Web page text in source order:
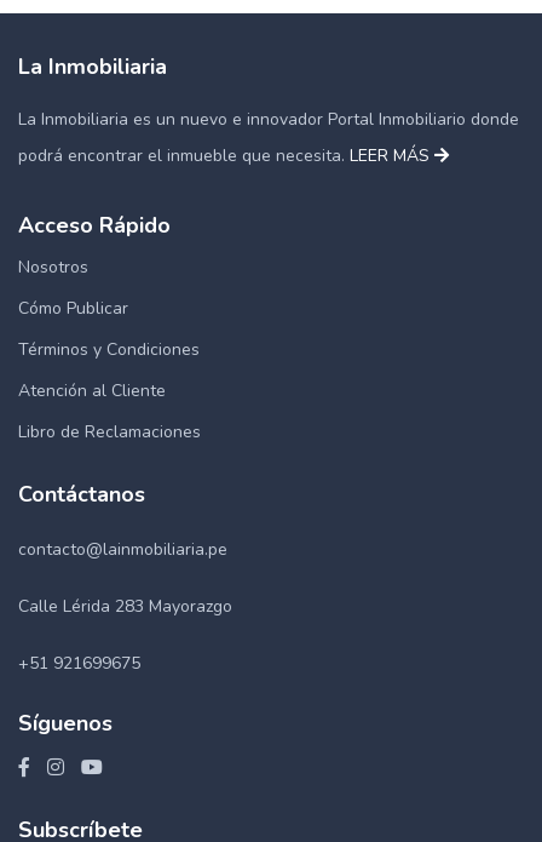
La Inmobiliaria
La Inmobiliaria es un nuevo e innovador Portal Inmobiliario donde
podrá encontrar el inmueble que necesita. LEER MÁS
Acceso Rápido
Nosotros
Cómo Publicar
Términos y Condiciones
Atención al Cliente
Libro de Reclamaciones
Contáctanos
contacto@lainmobiliaria.pe
Calle Lérida 283 Mayorazgo
+51 921699675
Síguenos
Subscríbete